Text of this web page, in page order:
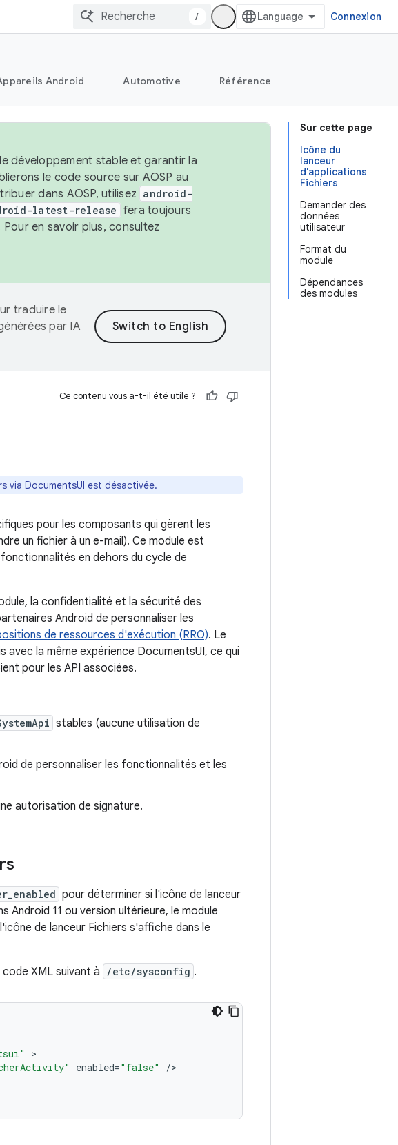
/ Connexion
Android Automotive Référence
Sur cette page
Icône du
lanceur
d'applications
Fichiers
Demander des
données
utilisateur
Format du
module
Dépendances
des modules
développement stable et garantir la
le code source sur AOSP au
dans AOSP, utilisez android-
latest-release fera toujours
en savoir plus, consultez
traduire le
par IA
Ce contenu vous a-t-il été utile ?
via DocumentsUI est désactivée.
pour les composants qui gèrent les
un fichier à un e-mail). Ce module est
en dehors du cycle de
la confidentialité et la sécurité des
Android de personnaliser les
de ressources d'exécution (RRO). Le
la même expérience DocumentsUI, ce qui
pour les API associées.
stables (aucune utilisation de
de personnaliser les fonctionnalités et les
autorisation de signature.
pour déterminer si l'icône de lanceur
Android 11 ou version ultérieure, le module
de lanceur Fichiers s'affiche dans le
XML suivant à
/etc/sysconfig .
enabled="false" /